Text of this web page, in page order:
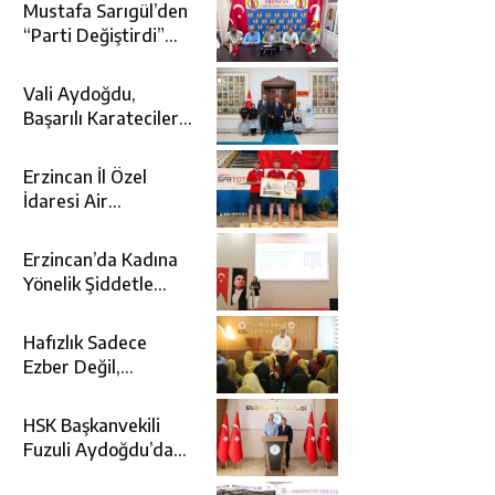
Mustafa Sarıgül’den
“Parti Değiştirdi”
Vali Aydoğdu,
Başarılı Karatecileri
Erzincan İl Özel
İdaresi Air
Türkiye Şampiyonu
Oldu
Erzincan’da Kadına
Yönelik Şiddetle
Kurumlar Bir Araya
Geldi
Hafızlık Sadece
Ezber Değil,
Yaşamaktır
HSK Başkanvekili
Fuzuli Aydoğdu’dan